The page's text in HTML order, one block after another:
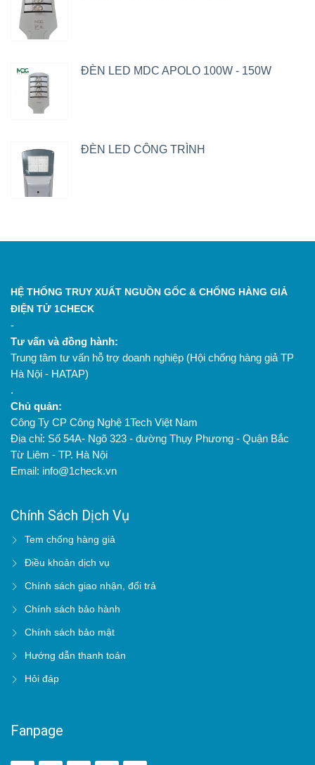
ĐÈN LED MDC APOLO 100W - 150W
ĐÈN LED CÔNG TRÌNH
HỆ THỐNG TRUY XUẤT NGUỒN GỐC & CHỐNG HÀNG GIẢ
ĐIỆN TỬ 1CHECK
-
Tư vấn và đồng hành:
Trung tâm tư vấn hỗ trợ doanh nghiệp (Hội chống hàng giả TP
Hà Nội - HATAP)
.
Chủ quản:
Công Ty CP Công Nghệ 1Tech Việt Nam
Địa chỉ: Số 54A- Ngõ 323 - đường Thụy Phương - Quận Bắc
Từ Liêm - TP. Hà Nội
Email: info@1check.vn
Chính Sách Dịch Vụ
Tem chống hàng giả
Điều khoản dịch vụ
Chính sách giao nhận, đổi trả
Chính sách bảo hành
Chính sách bảo mật
Hướng dẫn thanh toán
Hỏi đáp
Fanpage